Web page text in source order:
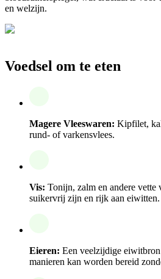
en welzijn.
Voedsel om te eten
Magere Vleeswaren: Kipfilet,
rund- of varkensvlees.
Vis: Tonijn, zalm en andere vette
suikervrij zijn en rijk aan eiwitten.
Eieren: Een veelzijdige
manieren kan worden bereid